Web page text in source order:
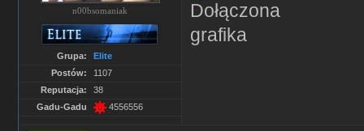
n00bsomaniak
Grupa:
Elite
Postów:
1107
Reputacja:
38
Gadu-Gadu
4556556